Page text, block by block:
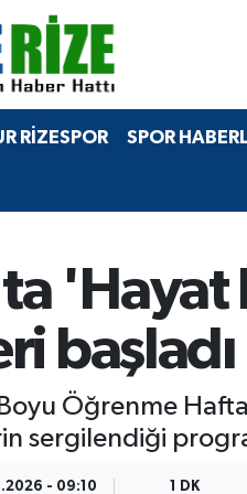
RİZESPOR SPOR
'Hayat
başladı
Öğrenme
sergilendiği
- 09:10 1 DK